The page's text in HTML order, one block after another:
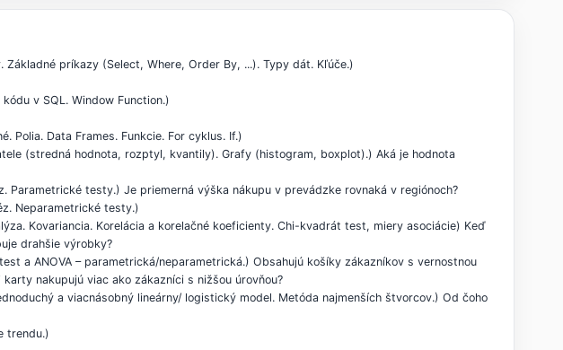
príkazy (Select, Where, Order By, ...). Typy dát. Kľúče.)
v SQL. Window Function.)
Polia. Data Frames. Funkcie. For cyklus. If.)
(stredná hodnota, rozptyl, kvantily). Grafy (histogram, boxplot).) Aká je hodnota
testy.) Je priemerná výška nákupu v prevádzke rovnaká v regiónoch?
Neparametrické testy.)
Kovariancia. Korelácia a korelačné koeficienty. Chi-kvadrát test, miery asociácie) Keď
drahšie výrobky?
a ANOVA – parametrická/neparametrická.) Obsahujú košíky zákazníkov s vernostnou
nakupujú viac ako zákazníci s nižšou úrovňou?
a viacnásobný lineárny/ logistický model. Metóda najmenších štvorcov.) Od čoho
trendu.)